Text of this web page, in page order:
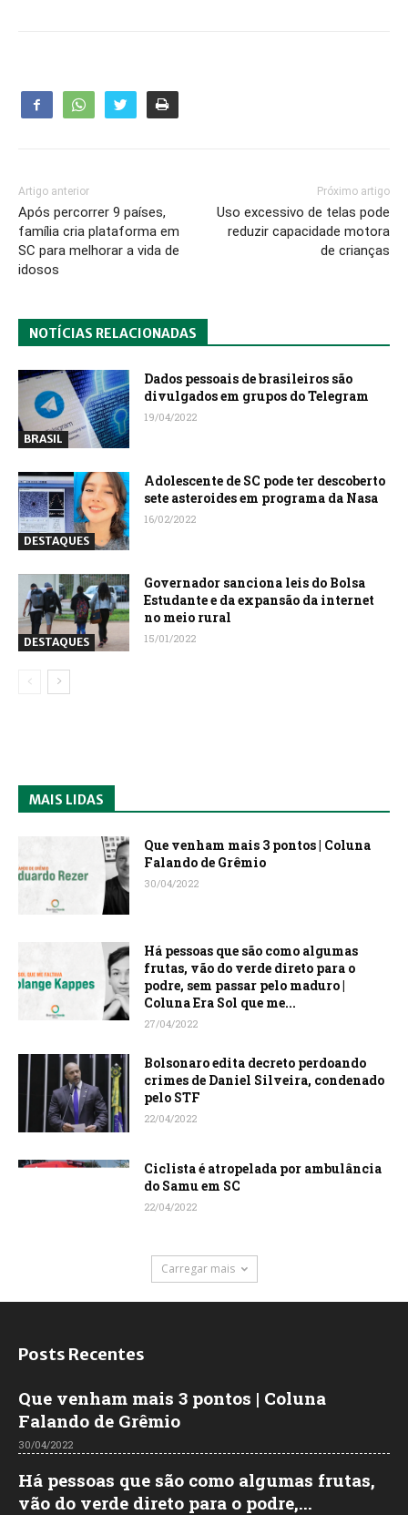
Artigo anterior
Após percorrer 9 países,
família cria plataforma em
SC para melhorar a vida de
idosos
Próximo artigo
Uso excessivo de telas pode
reduzir capacidade motora
de crianças
NOTÍCIAS RELACIONADAS
BRASIL
Dados pessoais de brasileiros são
divulgados em grupos do Telegram
19/04/2022
DESTAQUES
Adolescente de SC pode ter descoberto
sete asteroides em programa da Nasa
16/02/2022
DESTAQUES
Governador sanciona leis do Bolsa
Estudante e da expansão da internet
no meio rural
15/01/2022
MAIS LIDAS
Que venham mais 3 pontos | Coluna
Falando de Grêmio
30/04/2022
Há pessoas que são como algumas
frutas, vão do verde direto para o
podre, sem passar pelo maduro |
Coluna Era Sol que me...
27/04/2022
Bolsonaro edita decreto perdoando
crimes de Daniel Silveira, condenado
pelo STF
22/04/2022
Ciclista é atropelada por ambulância
do Samu em SC
22/04/2022
Carregar mais
Posts Recentes
Que venham mais 3 pontos | Coluna
Falando de Grêmio
30/04/2022
Há pessoas que são como algumas frutas,
vão do verde direto para o podre,...